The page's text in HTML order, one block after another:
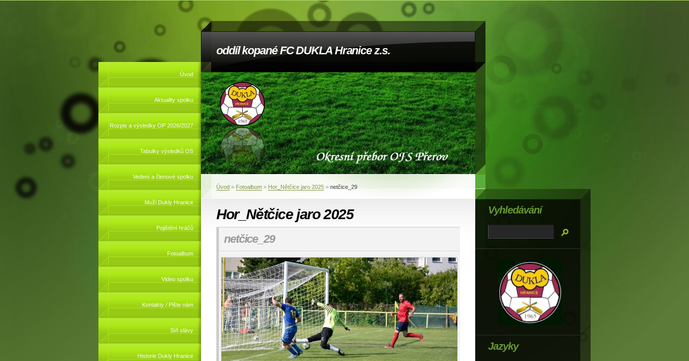
oddíl kopané FC DUKLA Hranice z.s.
Úvod
Aktuality spolku
Rozpis a výsledky OP 2026/2027
Tabulky výsledků OS
Vedení a členové spolku
Muži Dukly Hranice
Pojištění hráčů
Fotoalbum
Video spolku
Kontakty / Pište nám
Síň slávy
Historie Dukly Hranice
Úvod » Fotoalbum » Hor_Nětčice jaro 2025 » netčice_29
Hor_Nětčice jaro 2025
netčice_29
Jazyky
Vyhledávání